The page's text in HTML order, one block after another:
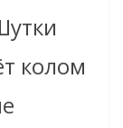
колом